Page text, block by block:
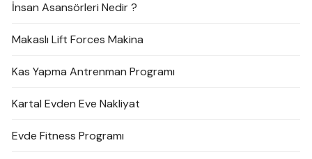
İnsan Asansörleri Nedir ?
Makaslı Lift Forces Makina
Kas Yapma Antrenman Programı
Kartal Evden Eve Nakliyat
Evde Fitness Programı